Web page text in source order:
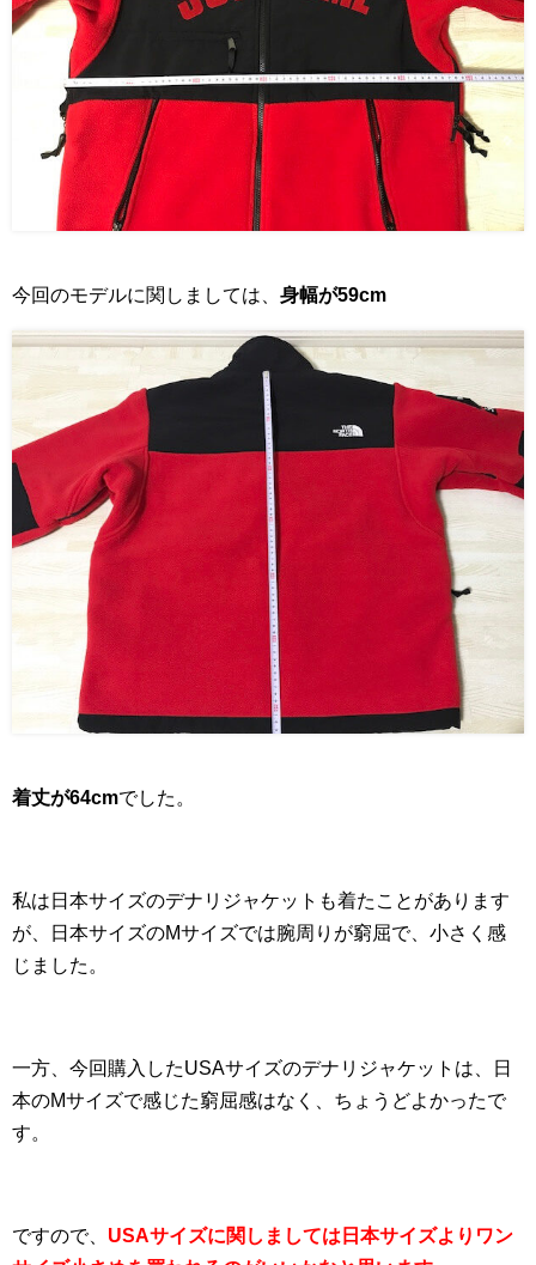
今回のモデルに関しましては、 身幅が59cm
着丈が64cmでした。
私は日本サイズのデナリジャケットも着たことがあります
が、日本サイズのMサイズでは腕周りが窮屈で、小さく感
じました。
一方、今回購入したUSAサイズのデナリジャケットは、日
本のMサイズで感じた窮屈感はなく、ちょうどよかったで
す。
ですので、 USAサイズに関しましては日本サイズよりワン